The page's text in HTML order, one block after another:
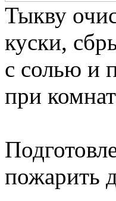
Тыкву
куски,
с солью и
при
пожарить